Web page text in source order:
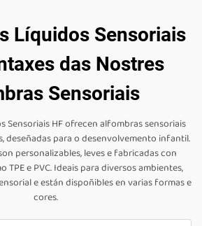
Líquidos Sensoriais
das Nostres
Sensoriais
Sensoriais HF ofrecen alfombras sensoriais
deseñadas para o desenvolvemento infantil.
personalizables, leves e fabricadas con
TPE e PVC. Ideais para diversos ambientes,
e están dispoñibles en varias formas e
cores.